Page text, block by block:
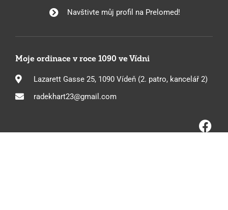
Navštivte můj profil na Prelomed!
Moje ordinace v roce 1090 ve Vídni
Lazarett Gasse 25, 1090 Vídeň (2. patro, kancelář 2)
radekhart23@gmail.com